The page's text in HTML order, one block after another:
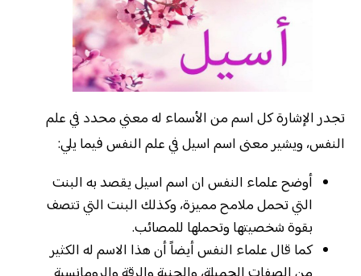
تجدر الإشارة كل اسم من الأسماء له معني محدد في علم
النفس، ويشير معنى اسم اسيل في علم النفس فيما يلي:
أوضح علماء النفس ان اسم اسيل يقصد به البنت
التي تحمل ملامح مميزة، وكذلك البنت التي تتصف
بقوة شخصيتها وتحملها للمصائب.
كما قال علماء النفس أيضاً أن هذا الاسم له الكثير